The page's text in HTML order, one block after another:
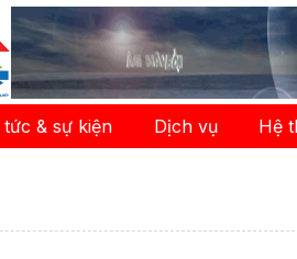
tức & sự kiện Dịch vụ Hệ